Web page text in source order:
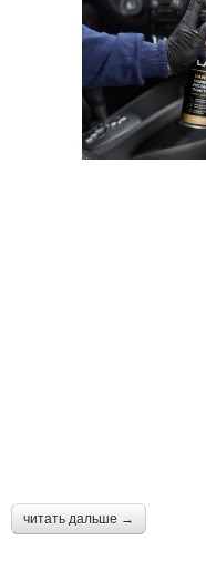
читать дальше →